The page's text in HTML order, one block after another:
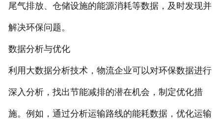
尾气排放、仓储设施的能源消耗等数据，及时发现并
解决环保问题。
数据分析与优化
利用大数据分析技术，物流企业可以对环保数据进行
深入分析，找出节能减排的潜在机会，制定优化措
施。例如，通过分析运输路线的能耗数据，优化运输